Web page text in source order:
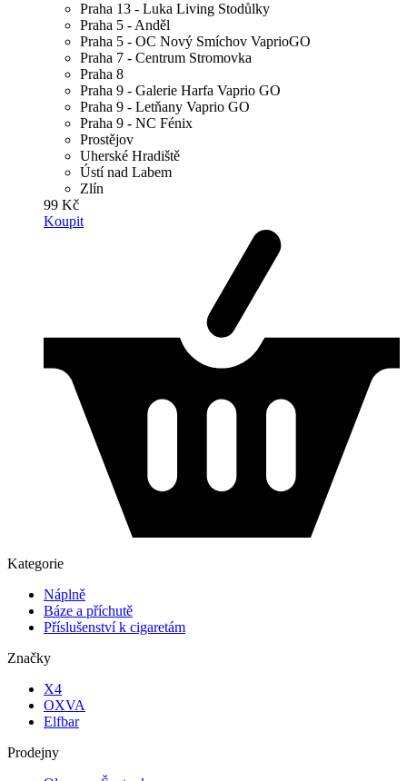
Praha 13 - Luka Living Stodůlky
Praha 5 - Anděl
Praha 5 - OC Nový Smíchov VaprioGO
Praha 7 - Centrum Stromovka
Praha 8
Praha 9 - Galerie Harfa Vaprio GO
Praha 9 - Letňany Vaprio GO
Praha 9 - NC Fénix
Prostějov
Uherské Hradiště
Ústí nad Labem
Zlín
99 Kč
Koupit
Kategorie
Náplně
Báze a příchutě
Příslušenství k cigaretám
Značky
X4
OXVA
Elfbar
Prodejny